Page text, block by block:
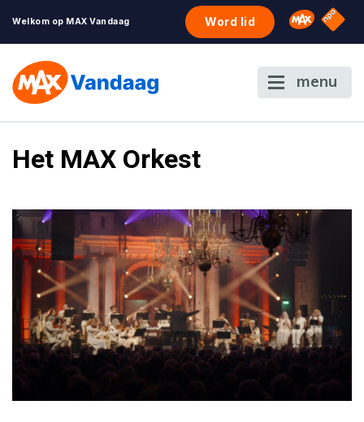
Welkom op MAX Vandaag Word lid Omroep
NPO
menu
Het MAX Orkest